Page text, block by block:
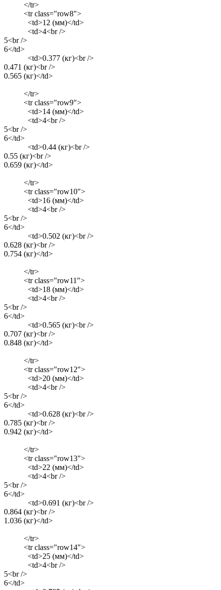
</tr>
<tr class="row8">
<td>12 (мм)</td>
<td>4<br />
5<br />
6</td>
<td>0.377 (кг)<br />
0.471 (кг)<br />
0.565 (кг)</td>
</tr>
<tr class="row9">
<td>14 (мм)</td>
<td>4<br />
5<br />
6</td>
<td>0.44 (кг)<br />
0.55 (кг)<br />
0.659 (кг)</td>
</tr>
<tr class="row10">
<td>16 (мм)</td>
<td>4<br />
5<br />
6</td>
<td>0.502 (кг)<br />
0.628 (кг)<br />
0.754 (кг)</td>
</tr>
<tr class="row11">
<td>18 (мм)</td>
<td>4<br />
5<br />
6</td>
<td>0.565 (кг)<br />
0.707 (кг)<br />
0.848 (кг)</td>
</tr>
<tr class="row12">
<td>20 (мм)</td>
<td>4<br />
5<br />
6</td>
<td>0.628 (кг)<br />
0.785 (кг)<br />
0.942 (кг)</td>
</tr>
<tr class="row13">
<td>22 (мм)</td>
<td>4<br />
5<br />
6</td>
<td>0.691 (кг)<br />
0.864 (кг)<br />
1.036 (кг)</td>
</tr>
<tr class="row14">
<td>25 (мм)</td>
<td>4<br />
5<br />
6</td>